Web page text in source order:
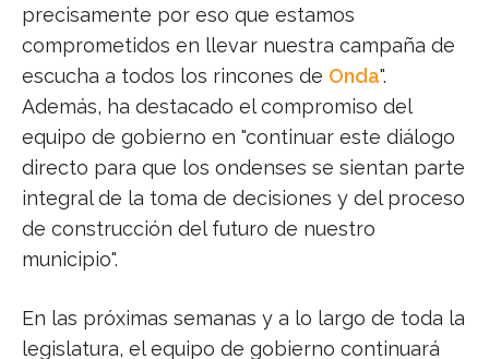
precisamente por eso que estamos
comprometidos en llevar nuestra campaña de
escucha a todos los rincones de Onda".
Además, ha destacado el compromiso del
equipo de gobierno en "continuar este diálogo
directo para que los ondenses se sientan parte
integral de la toma de decisiones y del proceso
de construcción del futuro de nuestro
municipio".
En las próximas semanas y a lo largo de toda la
legislatura, el equipo de gobierno continuará